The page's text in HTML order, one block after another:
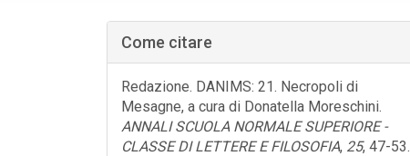
laterale
dell'articolo
Come citare
Redazione. DANIMS: 21. Necropoli di
Mesagne, a cura di Donatella Moreschini.
ANNALI SCUOLA NORMALE SUPERIORE -
CLASSE DI LETTERE E FILOSOFIA, 25, 47-53.